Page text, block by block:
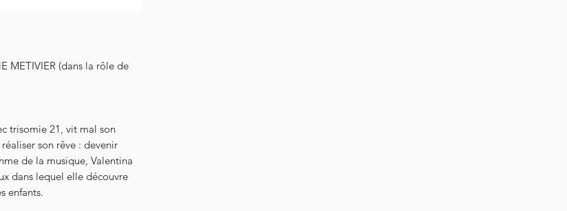
METIVIER (dans la rôle de
trisomie 21, vit mal son
son rêve : devenir
de la musique, Valentina
dans lequel elle découvre
enfants.